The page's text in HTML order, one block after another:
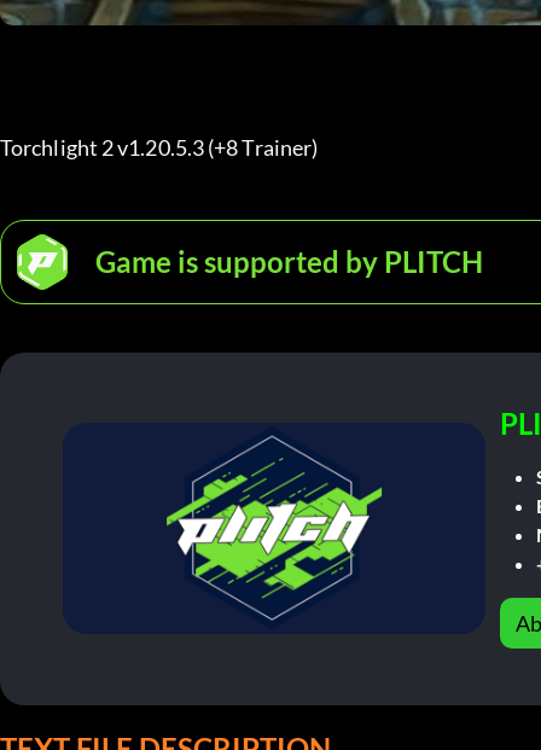
Torchlight 2 v1.20.5.3 (+8 Trainer)
Game is supported by PLITCH